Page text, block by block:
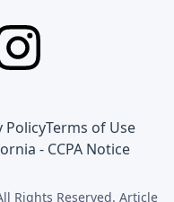
PolicyTerms of Use
- CCPA Notice
Rights Reserved. Article